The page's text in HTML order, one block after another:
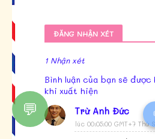
ĐĂNG NHẬN XÉT
1 Nhận xét
Bình luận của bạn sẽ
khi xuất hiện
Trừ Anh Đức
lúc 00:05:00 GMT+7 Thứ
💬